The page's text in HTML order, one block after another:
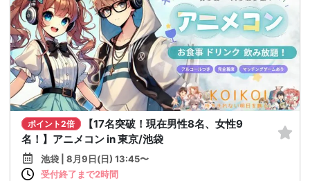
ポイント2倍
【17名突破！現在男性8名、女性9
名！】アニメコン in 東京/池袋
池袋 | 8月9日(日) 13:45〜
受付終了まで2時間